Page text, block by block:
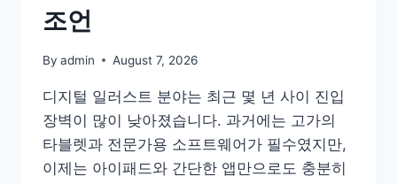
조언
By admin August 7, 2026
디지털 일러스트 분야는 최근 몇 년 사이 진입
장벽이 많이 낮아졌습니다. 과거에는 고가의
타블렛과 전문가용 소프트웨어가 필수였지만,
이제는 아이패드와 간단한 앱만으로도 충분히